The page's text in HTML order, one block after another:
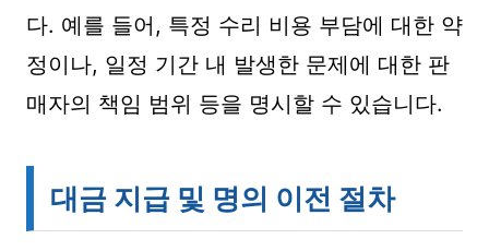
다. 예를 들어, 특정 수리 비용 부담에 대한 약
정이나, 일정 기간 내 발생한 문제에 대한 판
매자의 책임 범위 등을 명시할 수 있습니다.
대금 지급 및 명의 이전 절차